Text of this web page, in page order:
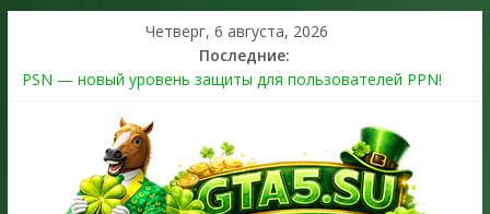
Четверг, 6 августа, 2026
Последние:
PSN — новый уровень защиты для пользователей PPN!
The Kortz Center Heist выйдет в GTA Online уже 14 июля
Регистрация в Rockstar Games Social Club ошибка #1.500.7:
как зарегистрировать аккаунт и войти без проблем в 2026